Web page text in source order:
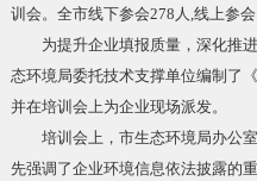
训会。全市线下参会278人,线上参
为提升企业填报质量，深化推进
态环境局委托技术支撑单位编制了
并在培训会上为企业现场派发。
培训会上，市生态环境局办公室
先强调了企业环境信息依法披露的